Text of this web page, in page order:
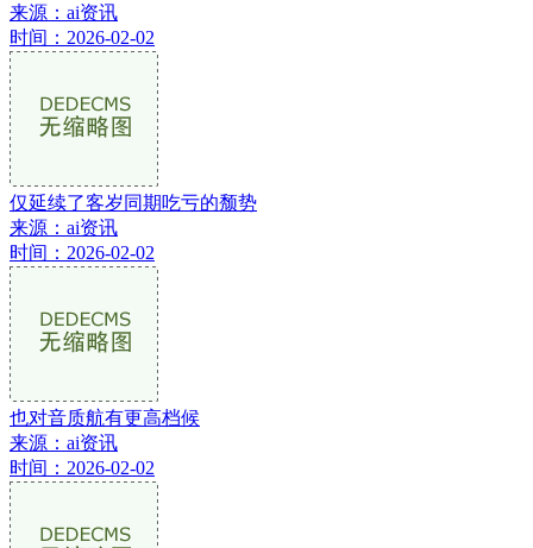
来源：ai资讯
时间：2026-02-02
仅延续了客岁同期吃亏的颓势
来源：ai资讯
时间：2026-02-02
也对音质航有更高档候
来源：ai资讯
时间：2026-02-02